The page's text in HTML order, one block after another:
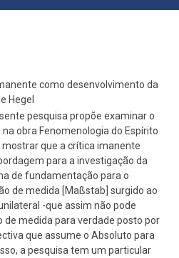
como desenvolvimento da
Hegel
pesquisa propõe examinar o
obra Fenomenologia do Espírito
mostrar que a crítica imanente
para a investigação da
de fundamentação para o
de medida [Maßstab] surgido ao
-que assim não pode
de medida para verdade posto por
que assume o Absoluto para
a pesquisa tem um particular